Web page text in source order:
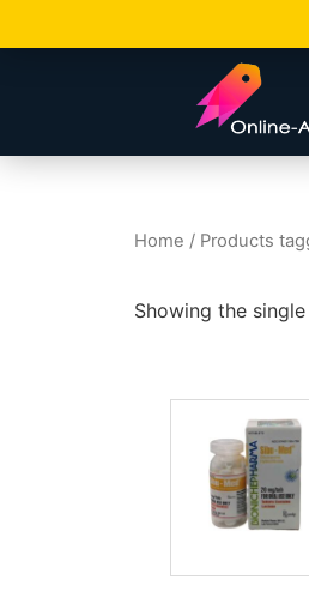
Home / Products
Showing the